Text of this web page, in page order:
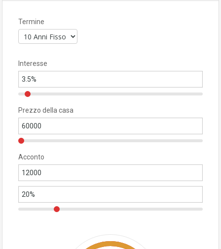
Termine
Interesse
Prezzo della casa
Acconto